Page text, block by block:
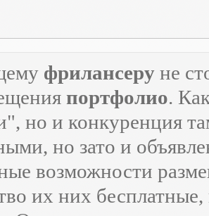
фрилансеру не
портфолио.
но и конкуренция
но зато и
возможности
их них